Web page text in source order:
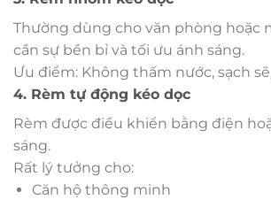
Thường dùng cho văn phòng hoặc
cần sự bền bỉ và tối ưu ánh sáng.
Ưu điểm: Không thấm nước, sạch
4. Rèm tự động kéo dọc
Rèm được điều khiển bằng điện
sáng.
Rất lý tưởng cho:
Căn hộ thông minh